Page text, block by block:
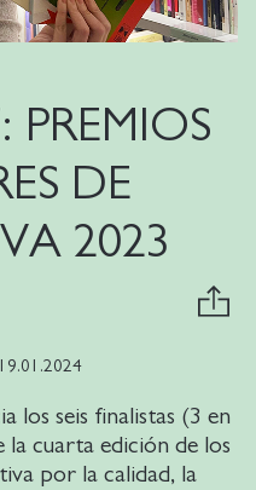
PREMIOS
DE
2023
19.01.2024
los seis finalistas (3 en
la cuarta edición de los
por la calidad, la